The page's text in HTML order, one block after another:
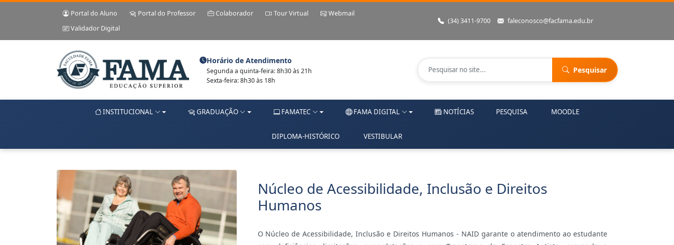
Portal do Aluno Portal do Professor Colaborador Tour Virtual
Webmail
Validador Digital
(34) 3411-9700 faleconosco@facfama.edu.br
Horário de Atendimento
Segunda a quinta-feira: 8h30 às 21h
Sexta-feira: 8h30 às 18h
Pesquisar
INSTITUCIONAL GRADUAÇÃO FAMATEC FAMA DIGITAL NOTÍCIAS PESQUISA MOODLE
DIPLOMA-HISTÓRICO VESTIBULAR
Núcleo de Acessibilidade, Inclusão e Direitos
Humanos
O Núcleo de Acessibilidade, Inclusão e Direitos Humanos - NAID garante o atendimento ao estudante